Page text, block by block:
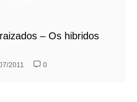
– Os hibridos
2011 0